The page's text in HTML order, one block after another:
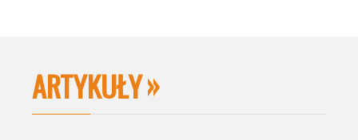
ARTYKUŁY